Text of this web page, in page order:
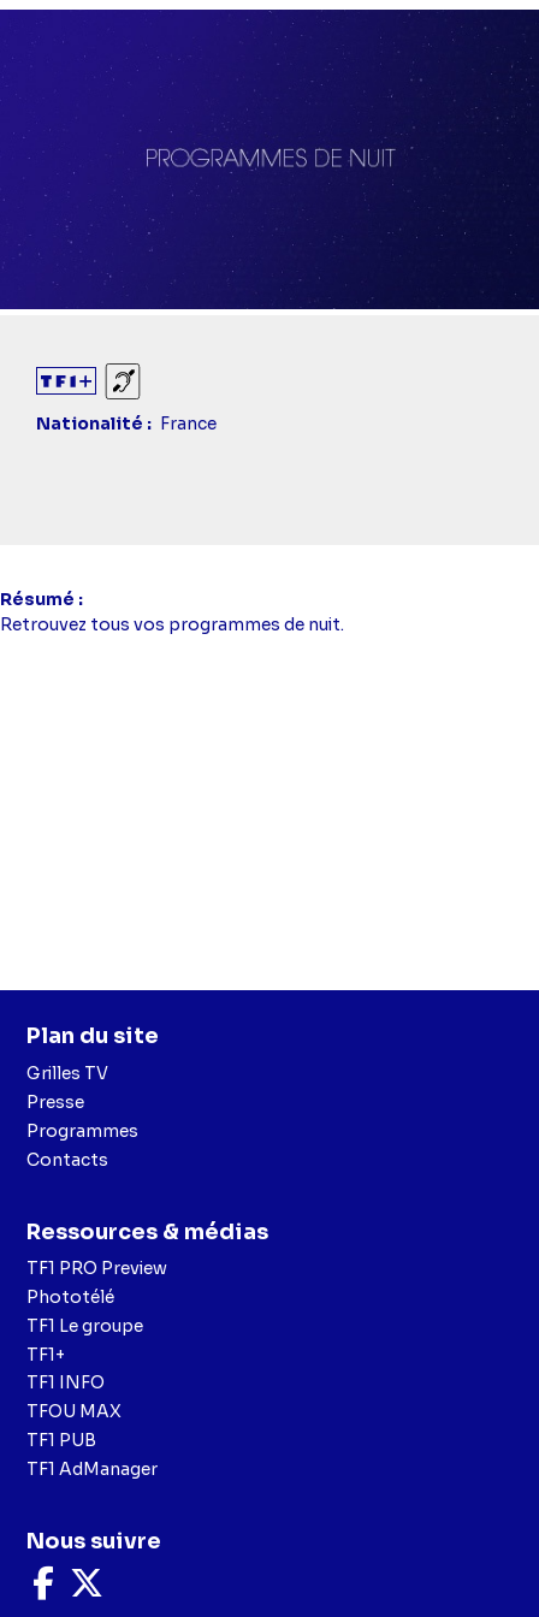
Sourds et malentendants
Nationalité
France
Résumé
Retrouvez tous vos programmes de nuit.
Plan du site
Grilles TV
Presse
Programmes
Contacts
Ressources & médias
TF1 PRO Preview
Phototélé
TF1 Le groupe
TF1+
TF1 INFO
TFOU MAX
TF1 PUB
TF1 AdManager
Nous suivre
Nous
suivre